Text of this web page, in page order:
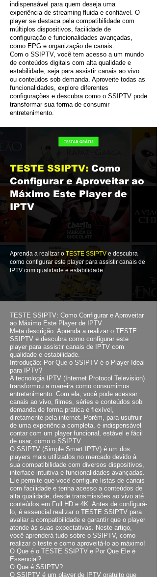
indispensável para quem deseja uma
experiência de streaming fluida e confiável. O
player se destaca pela compatibilidade com
múltiplos dispositivos, facilidade de
configuração e funcionalidades avançadas,
como EPG e organização de canais.
Com o SSIPTV, você tem acesso a um mundo
de conteúdos digitais com alta qualidade e
estabilidade, seja para assistir canais ao vivo
ou conteúdos sob demanda. Aproveite todas as
funcionalidades, explore diferentes
configurações e descubra como o SSIPTV pode
transformar sua forma de consumir
entretenimento.
TESTE SSIPTV: Como
Configurar e Aproveitar ao
Máximo Este Player de
IPTV
Aprenda a realizar o TESTE SSIPTVe descubra
como configurar este player para assistir canais de
IPTV com qualidade e estabilidade.
TESTE SSIPTV: Como Configurar e Aproveitar
ao Máximo Este Player de IPTV
Meta descrição: Aprenda a realizar o TESTE
SSIPTV e descubra como configurar este
player para assistir canais de IPTV com
qualidade e estabilidade.
Introdução: Por Que o SSIPTV é o Player Ideal
para IPTV?
A tecnologia IPTV (Internet Protocol Television)
transformou a maneira como consumimos
entretenimento. Com ela, você pode acessar
canais ao vivo, filmes, séries e conteúdos sob
demanda de forma prática e flexível,
diretamente pela internet. Porém, para usufruir
de uma experiência completa, é indispensável
contar com um player funcional, estável e fácil
de usar, como o SSIPTV.
O SSIPTV (Simple Smart IPTV) é um dos
players mais utilizados no mercado devido à
sua compatibilidade com diversos dispositivos,
interface intuitiva e funcionalidades avançadas.
Ele permite que você configure listas de canais
com facilidade e tenha acesso a conteúdos de
alta qualidade, desde transmissões ao vivo até
conteúdos em Full HD e 4K. Antes de configurá-
lo, é essencial realizar o TESTE SSIPTV para
avaliar a compatibilidade e garantir que o player
atende às suas expectativas. Neste artigo,
você aprenderá tudo sobre o SSIPTV, como
realizar o teste e como aproveitá-lo ao máximo!
O Que é o TESTE SSIPTV e Por Que Ele é
Essencial?
O Que é SSIPTV?
O SSIPTV é um player de IPTV gratuito que